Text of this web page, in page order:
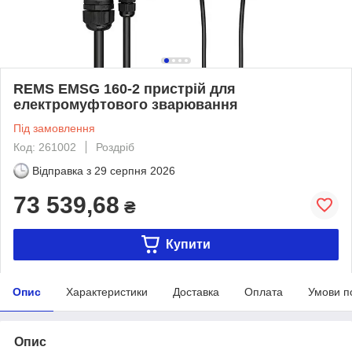
REMS EMSG 160-2 пристрій для
електромуфтового зварювання
Під замовлення
Код: 261002
Роздріб
Відправка з 29 серпня 2026
73 539,68 ₴
Купити
Опис Характеристики Доставка Оплата Умови
Опис